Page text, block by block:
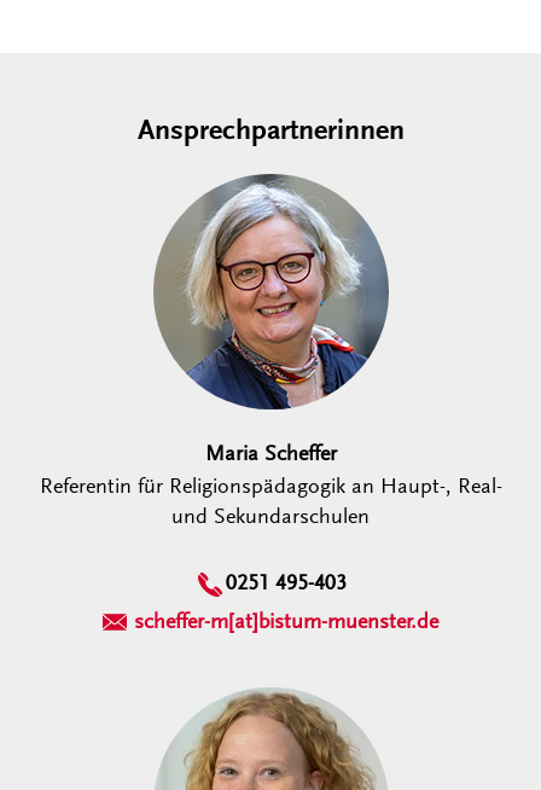
Ansprechpartnerinnen
Maria Scheffer
Referentin für Religionspädagogik an Haupt-, Real-
und Sekundarschulen
0251 495-403
scheffer-m[at]bistum-muenster.de